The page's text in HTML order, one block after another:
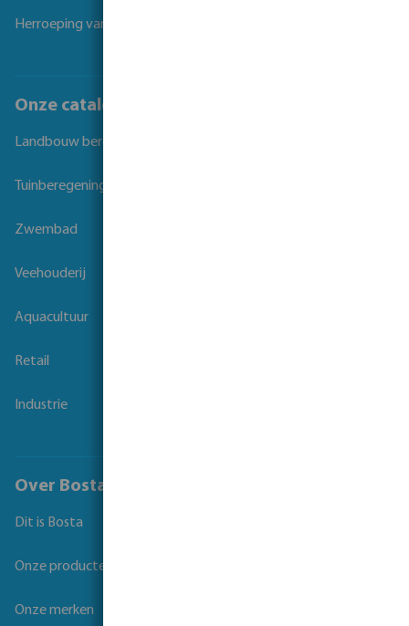
Herroeping van overeenkomst
Onze catalogi
Landbouw beregening
Tuinberegening
Zwembad
Veehouderij
Aquacultuur
Retail
Industrie
Over Bosta
Dit is Bosta
Onze producten
Onze merken